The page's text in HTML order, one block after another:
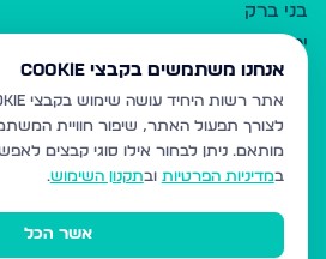
בני ברק
ירושלים
אלעד
גבעת זאב
בית שמש
רכסים
מודיעין עילית
אנחנו משתמשים בקבצי Cookie
לצורך תפעול האתר, שיפור חוויית
מותאם. ניתן לבחור אילו סוגי קבצים
במדיניות הפרטיות ובתקנון השימוש.
אשר הכל